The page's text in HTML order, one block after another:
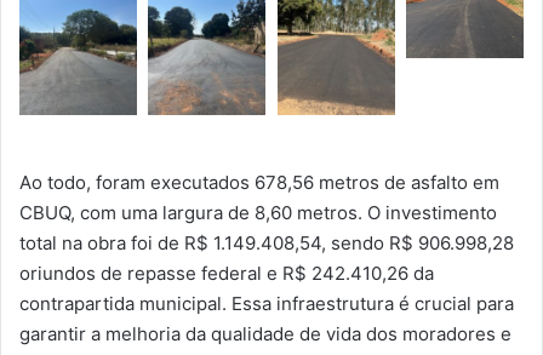
Ao todo, foram executados 678,56 metros de asfalto em
CBUQ, com uma largura de 8,60 metros. O investimento
total na obra foi de R$ 1.149.408,54, sendo R$ 906.998,28
oriundos de repasse federal e R$ 242.410,26 da
contrapartida municipal. Essa infraestrutura é crucial para
garantir a melhoria da qualidade de vida dos moradores e